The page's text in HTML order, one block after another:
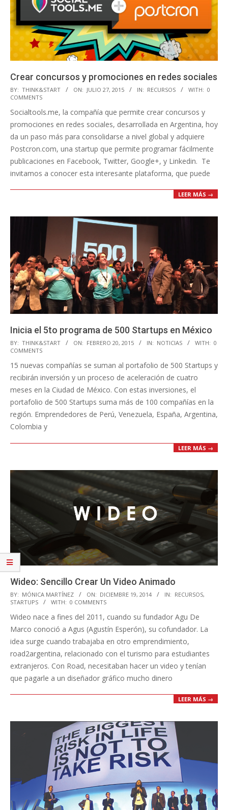
Crear concursos y promociones en redes sociales
2015-
07-
27
BY: THINK&START ON: JULIO 27, 2015 IN: RECURSOS WITH: 0
COMMENTS
Socialtools.me, la compañía que permite crear concursos y
promociones en redes sociales, desarrollada en Argentina, hoy
da un paso más para consolidarse a nivel global y adquiere
Postcron.com, una startup que permite programar fácilmente
publicaciones en Facebook, Twitter, Google+, y Linkedin. Te
invitamos a conocer esta interesante plataforma, que puede
LEER MÁS →
Inicia el 5to programa de 500 Startups en México
2015-
02-
20
BY: THINK&START ON: FEBRERO 20, 2015 IN: NOTICIAS WITH: 0
COMMENTS
15 nuevas compañías se suman al portafolio de 500 Startups y
recibirán inversión y un proceso de aceleración de cuatro
meses en la Ciudad de México. Con estas inversiones, el
portafolio de 500 Startups suma más de 100 compañías en la
región. Emprendedores de Perú, Venezuela, España, Argentina,
Colombia y
LEER MÁS →
Wideo: Sencillo Crear Un Video Animado
2014-
12-
19
BY: MÓNICA MARTÍNEZ ON: DICIEMBRE 19, 2014 IN: RECURSOS,
STARTUPS
WITH: 0 COMMENTS
Wideo nace a fines del 2011, cuando su fundador Agu De
Marco conoció a Agus (Agustín Esperón), su cofundador. La
idea surge cuando trabajaba en otro emprendimiento,
road2argentina, relacionado con el turismo para estudiantes
extranjeros. Con Road, necesitaban hacer un video y tenían
que pagarle a un diseñador gráfico mucho dinero
LEER MÁS →